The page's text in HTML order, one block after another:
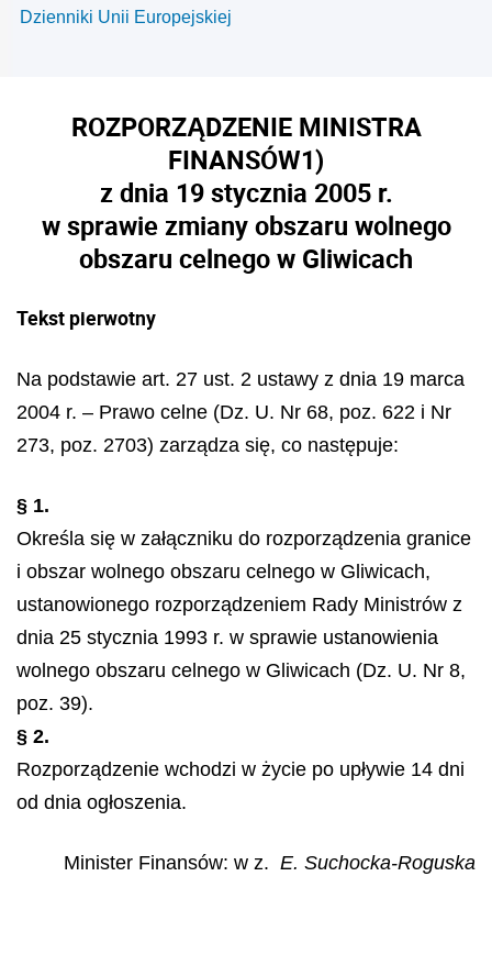
Dzienniki Unii Europejskiej
ROZPORZĄDZENIE MINISTRA
FINANSÓW1)
z dnia 19 stycznia 2005 r.
w sprawie zmiany obszaru wolnego
obszaru celnego w Gliwicach
Tekst pierwotny
Na podstawie art. 27 ust. 2 ustawy z dnia 19 marca
2004 r. – Prawo celne (Dz. U. Nr 68, poz. 622 i Nr
273, poz. 2703) zarządza się, co następuje:
§ 1.
Określa się w załączniku do rozporządzenia granice
i obszar wolnego obszaru celnego w Gliwicach,
ustanowionego rozporządzeniem Rady Ministrów z
dnia 25 stycznia 1993 r. w sprawie ustanowienia
wolnego obszaru celnego w Gliwicach (Dz. U. Nr 8,
poz. 39).
§ 2.
Rozporządzenie wchodzi w życie po upływie 14 dni
od dnia ogłoszenia.
Minister Finansów: w z. E. Suchocka-Roguska